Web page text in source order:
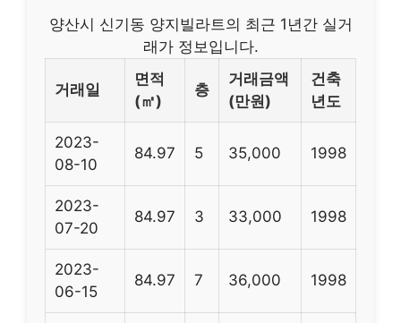
양산시 신기동 양지빌라트의 최근 1년간 실거
래가 정보입니다.
거래일
면적
(㎡)
층
거래금액
(만원)
건축
년도
2023-
08-10
84.97 5 35,000 1998
2023-
07-20
84.97 3 33,000 1998
2023-
06-15
84.97 7 36,000 1998